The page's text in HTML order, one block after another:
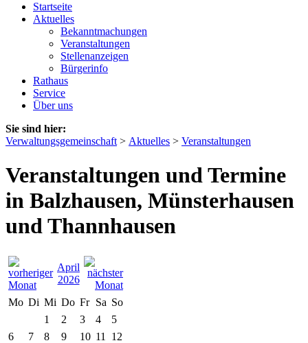
Startseite
Aktuelles
Bekanntmachungen
Veranstaltungen
Stellenanzeigen
Bürgerinfo
Rathaus
Service
Über uns
Sie sind hier:
Verwaltungsgemeinschaft > Aktuelles > Veranstaltungen
Veranstaltungen und Termine
in Balzhausen, Münsterhausen
und Thannhausen
April
2026
Mo Di Mi Do Fr Sa So
1
2 3 4
5
6
7 8 9 10 11
12